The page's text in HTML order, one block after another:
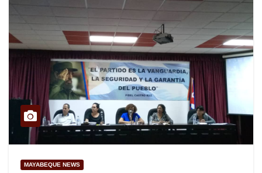
MAYABEQUE NEWS